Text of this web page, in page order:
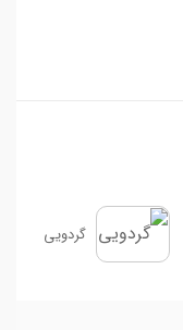
گردویی